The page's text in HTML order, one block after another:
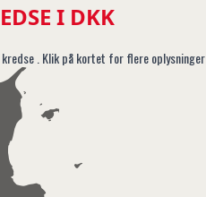
I DKK
. Klik på kortet for flere oplysninger